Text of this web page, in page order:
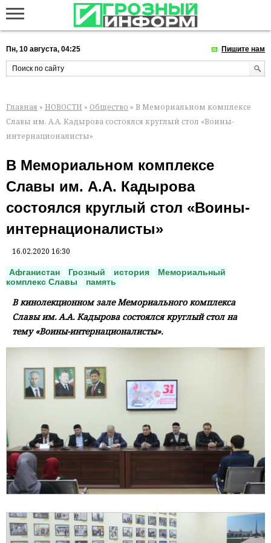
Пн, 10 августа, 04:25 Пишите нам
Главная » НОВОСТИ » Общество » В Мемориальном комплексе
Славы им. А.А. Кадырова состоялся круглый стол «Воины-
интернационалисты»
В Мемориальном комплексе
Славы им. А.А. Кадырова
состоялся круглый стол «Воины-
интернационалисты»
16.02.2020 16:30
Афганистан Грозный история
Мемориальный
комплекс Славы
память
В кинолекционном зале Мемориального комплекса
Славы им. А.А. Кадырова состоялся круглый стол на
тему «Воины-интернационалисты».